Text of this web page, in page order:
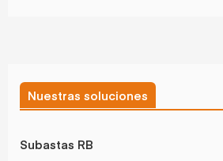
Nuestras soluciones
Subastas RB